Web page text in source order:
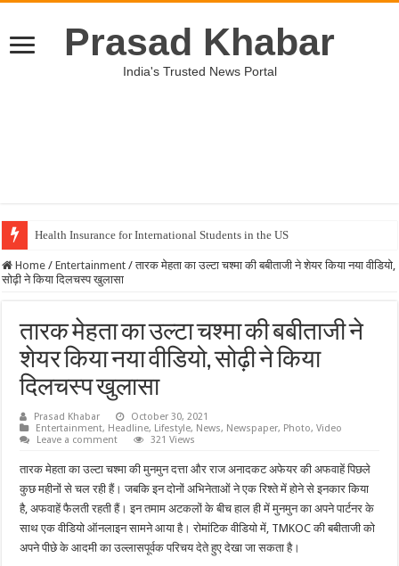
Prasad Khabar
India's Trusted News Portal
Health Insurance for International Students in the US
Home / Entertainment / तारक मेहता का उल्टा चश्मा की बबीताजी ने शेयर किया नया वीडियो,
सोढ़ी ने किया दिलचस्प खुलासा
तारक मेहता का उल्टा चश्मा की बबीताजी ने
शेयर किया नया वीडियो, सोढ़ी ने किया
दिलचस्प खुलासा
Prasad Khabar
October 30, 2021
Entertainment, Headline, Lifestyle, News, Newspaper, Photo,Video
Leave a comment
321 Views
तारक मेहता का उल्टा चश्मा की मुनमुन दत्ता और राज अनादकट अफेयर की अफवाहें पिछले
कुछ महीनों से चल रही हैं। जबकि इन दोनों अभिनेताओं ने एक रिश्ते में होने से इनकार किया
है, अफवाहें फैलती रहती हैं। इन तमाम अटकलों के बीच हाल ही में मुनमुन का अपने पार्टनर के
साथ एक वीडियो ऑनलाइन सामने आया है। रोमांटिक वीडियो में, TMKOC की बबीताजी को
अपने पीछे के आदमी का उल्लासपूर्वक परिचय देते हुए देखा जा सकता है।